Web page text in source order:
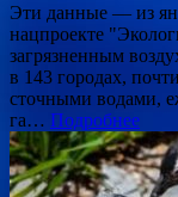
Эти данные — из
нацпроекте
загрязненным
в 143 городах,
сточными водами,
га… Подробнее